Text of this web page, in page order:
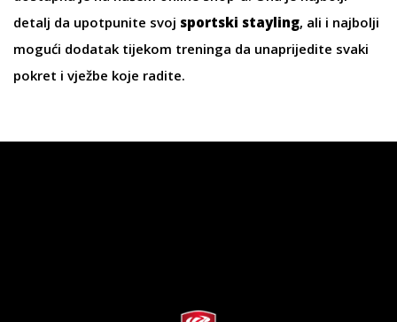
detalj da upotpunite svoj sportski stayling, ali i najbolji
mogući dodatak tijekom treninga da unaprijedite svaki
pokret i vježbe koje radite.